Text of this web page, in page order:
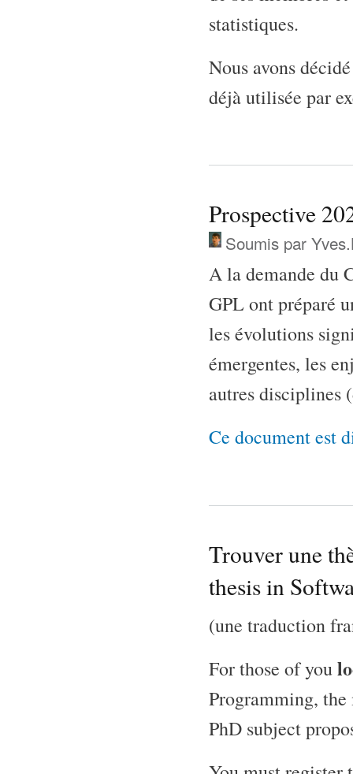
statistiques.
Nous avons
déjà utilisée par
Prospective
Soumis par
A la demande du
GPL ont préparé
les évolutions
émergentes, les
autres disciplines
Ce document est
Trouver une
thesis in
(une traduction
For those of you
Programming,
PhD subject